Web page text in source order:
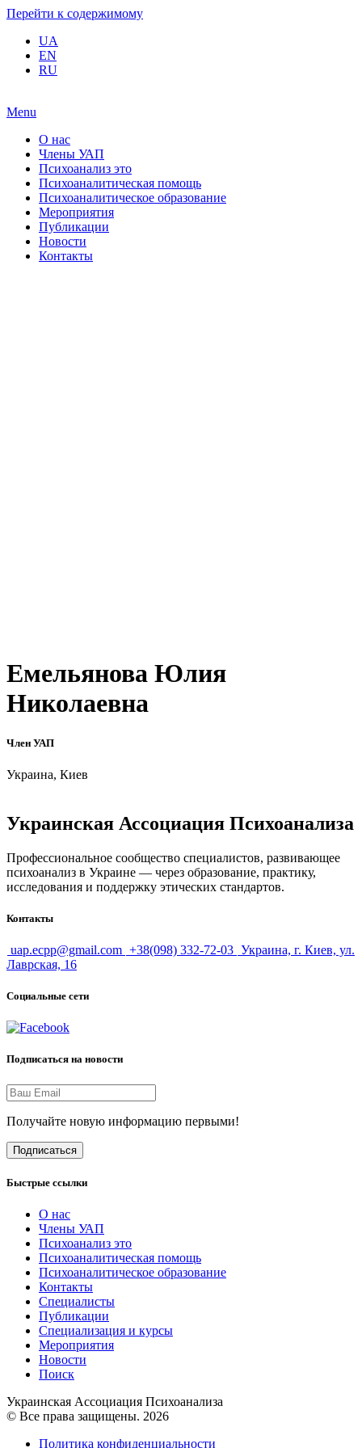
Перейти к содержимому
UA
EN
RU
Menu
О нас
Члены УАП
Психоанализ это
Психоаналитическая помощь
Психоаналитическое образование
Мероприятия
Публикации
Новости
Контакты
Емельянова Юлия
Николаевна
Член УАП
Украина, Киев
Украинская Ассоциация Психоанализа
Профессиональное сообщество специалистов, развивающее
психоанализ в Украине — через образование, практику,
исследования и поддержку этических стандартов.
Контакты
uap.ecpp@gmail.com +38(098) 332-72-03 Украина, г. Киев, ул.
Лаврская, 16
Социальные сети
Подписаться на новости
Получайте новую информацию первыми!
Подписаться
Быстрые ссылки
О нас
Члены УАП
Психоанализ это
Психоаналитическая помощь
Психоаналитическое образование
Контакты
Специалисты
Публикации
Специализация и курсы
Мероприятия
Новости
Поиск
Украинская Ассоциация Психоанализа
© Все права защищены. 2026
Политика конфиденциальности